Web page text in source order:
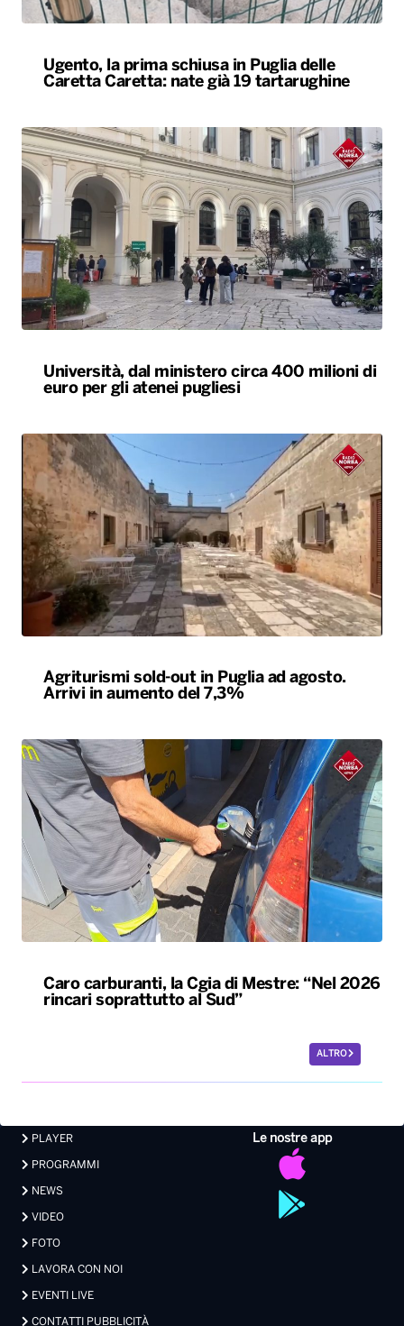
Ugento, la prima schiusa in Puglia delle
Caretta Caretta: nate già 19 tartarughine
Università, dal ministero circa 400 milioni di
euro per gli atenei pugliesi
Agriturismi sold-out in Puglia ad agosto.
Arrivi in aumento del 7,3%
Caro carburanti, la Cgia di Mestre: “Nel 2026
rincari soprattutto al Sud”
ALTRO
Le nostre app
PLAYER
PROGRAMMI
NEWS
VIDEO
FOTO
LAVORA CON NOI
EVENTI LIVE
CONTATTI PUBBLICITÀ